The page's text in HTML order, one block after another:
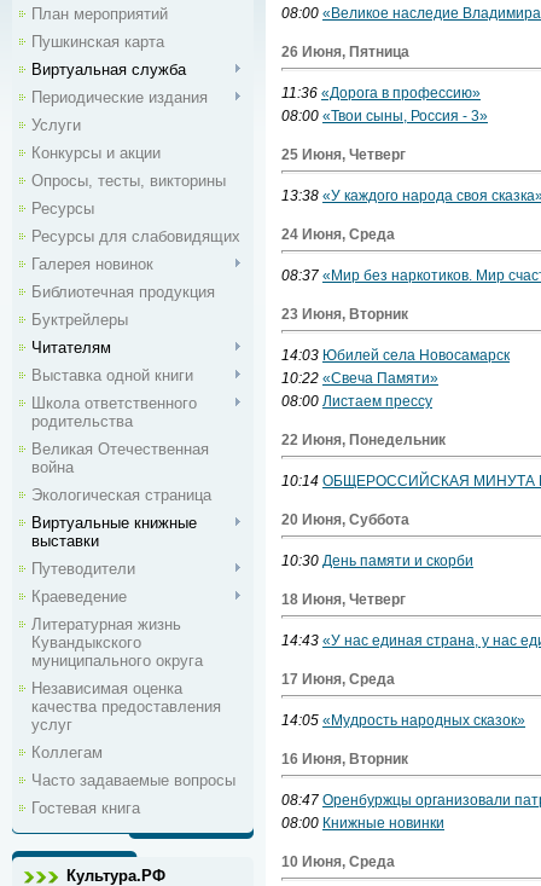
План мероприятий
Пушкинская карта
Виртуальная служба
Периодические издания
Услуги
Конкурсы и акции
Опросы, тесты, викторины
Ресурсы
Ресурсы для слабовидящих
Галерея новинок
Библиотечная продукция
Буктрейлеры
Читателям
Выставка одной книги
Школа ответственного
родительства
Великая Отечественная
война
Экологическая страница
Виртуальные книжные
выставки
Путеводители
Краеведение
Литературная жизнь
Кувандыкского
муниципального округа
Независимая оценка
качества предоставления
услуг
Коллегам
Часто задаваемые вопросы
Гостевая книга
Культура.РФ
08:00 «Великое наследие
26 Июня, Пятница
11:36 «Дорога в профессию»
08:00 «Твои сыны, Россия - 3»
25 Июня, Четверг
13:38 «У каждого народа своя
24 Июня, Среда
08:37 «Мир без наркотиков. Мир
23 Июня, Вторник
14:03 Юбилей села Новосамарск
10:22 «Свеча Памяти»
08:00 Листаем прессу
22 Июня, Понедельник
10:14 ОБЩЕРОССИЙСКАЯ МИНУТА
20 Июня, Суббота
10:30 День памяти и скорби
18 Июня, Четверг
14:43 «У нас единая страна, у нас
17 Июня, Среда
14:05 «Мудрость народных сказок»
16 Июня, Вторник
08:47 Оренбуржцы организовали
08:00 Книжные новинки
10 Июня, Среда